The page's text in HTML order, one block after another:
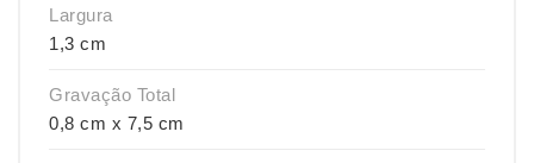
Largura
1,3 cm
Gravação Total
0,8 cm x 7,5 cm